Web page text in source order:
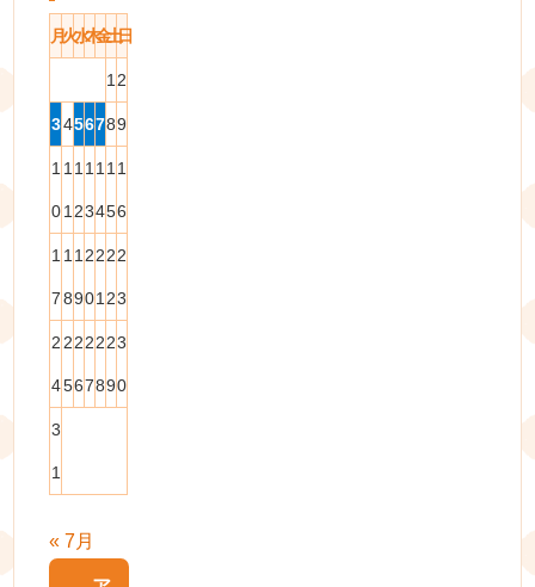
月火水木金土日
1 2
3456789
1
0
1
1
1
2
1
3
1
4
1
5
1
6
1
7
1
8
1
9
2
0
2
1
2
2
2
3
2
4
2
5
2
6
2
7
2
8
2
9
3
0
3
1
« 7月